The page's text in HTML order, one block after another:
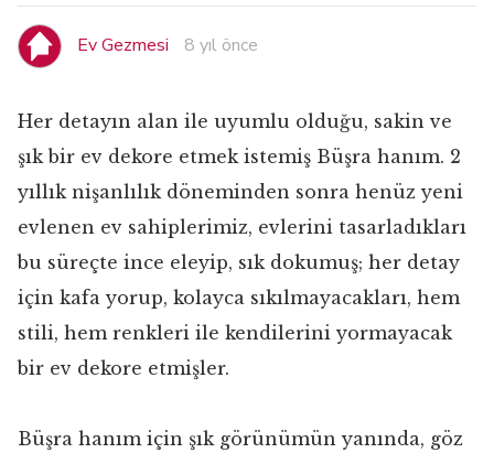
Ev Gezmesi 8 yıl önce
Her detayın alan ile uyumlu olduğu, sakin ve
şık bir ev dekore etmek istemiş Büşra hanım. 2
yıllık nişanlılık döneminden sonra henüz yeni
evlenen ev sahiplerimiz, evlerini tasarladıkları
bu süreçte ince eleyip, sık dokumuş; her detay
için kafa yorup, kolayca sıkılmayacakları, hem
stili, hem renkleri ile kendilerini yormayacak
bir ev dekore etmişler.
Büşra hanım için şık görünümün yanında, göz